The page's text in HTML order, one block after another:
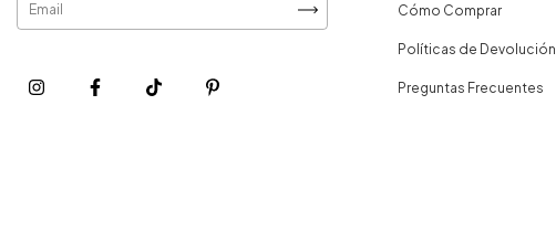
Cómo Comprar
Políticas de Devolución
Preguntas Frecuentes